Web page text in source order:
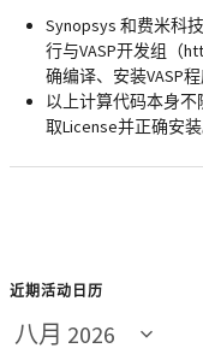
Synopsys 和费米科
行与VASP开发组（
确编译、安装VASP程
以上计算代码本身
取License并正确安装
近期活动日历